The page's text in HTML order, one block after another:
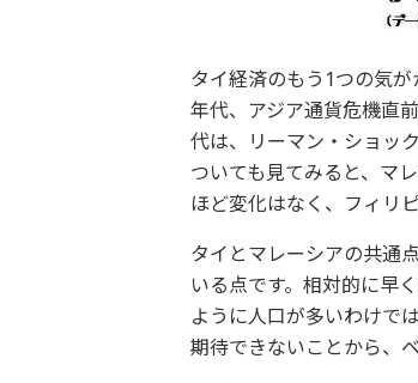
タイ経済のもう1つの気
年代、アジア通貨危機直
代は、リーマン・ショッ
ついても見てみると、マ
ほど変化はなく、フィリ
タイとマレーシアの共通
いる点です。相対的に早
ように人口が多いわけで
期待できないことから、